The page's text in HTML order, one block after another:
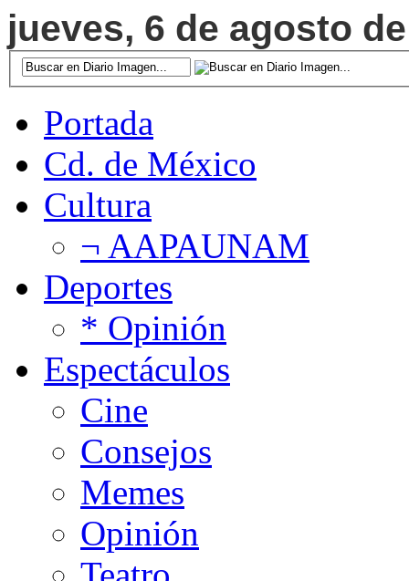
jueves, 6 de agosto
Portada
Cd. de México
Cultura
¬ AAPAUNAM
Deportes
* Opinión
Espectáculos
Cine
Consejos
Memes
Opinión